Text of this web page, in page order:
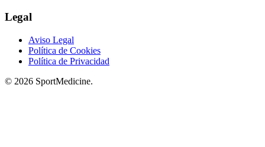
Legal
Aviso Legal
Política de Cookies
Política de Privacidad
© 2026 SportMedicine.